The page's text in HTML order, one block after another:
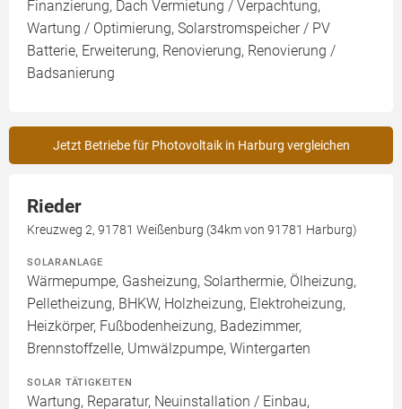
Finanzierung, Dach Vermietung / Verpachtung,
Wartung / Optimierung, Solarstromspeicher / PV
Batterie, Erweiterung, Renovierung, Renovierung /
Badsanierung
Jetzt Betriebe für Photovoltaik in Harburg vergleichen
Rieder
Kreuzweg 2, 91781 Weißenburg (34km von 91781 Harburg)
SOLARANLAGE
Wärmepumpe, Gasheizung, Solarthermie, Ölheizung,
Pelletheizung, BHKW, Holzheizung, Elektroheizung,
Heizkörper, Fußbodenheizung, Badezimmer,
Brennstoffzelle, Umwälzpumpe, Wintergarten
SOLAR TÄTIGKEITEN
Wartung, Reparatur, Neuinstallation / Einbau,